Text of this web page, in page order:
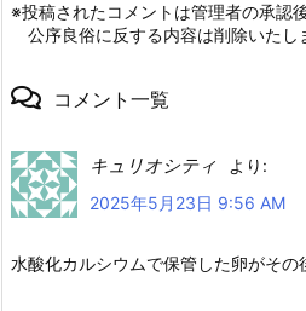
※投稿されたコメントは管理者の承認
公序良俗に反する内容は削除いたし
コメント一覧
キュリオシティ
より:
2025年5月23日 9:56 AM
水酸化カルシウムで保管した卵がそ